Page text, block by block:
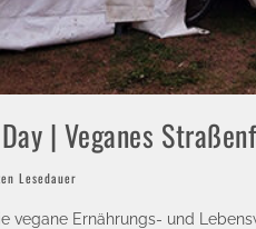
| Veganes
Lesedauer
vegane Ernährungs- und